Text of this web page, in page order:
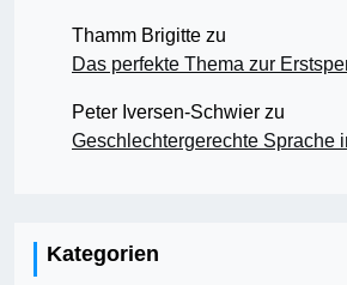
Thamm Brigitte zu
Das perfekte Thema zur
Peter Iversen-Schwier zu
Geschlechtergerechte Sprache
Kategorien